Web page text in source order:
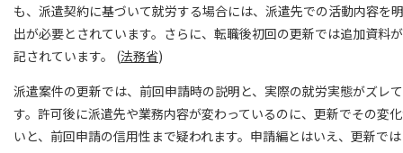
も、派遣契約に基づいて就労する場合には、派遣先での活動内容を
出が必要とされています。さらに、転職後初回の更新では追加資料
記されています。 (法務省)
派遣案件の更新では、前回申請時の説明と、実際の就労実態がズレ
す。許可後に派遣先や業務内容が変わっているのに、更新でその変
いと、前回申請の信用性まで疑われます。申請編とはいえ、更新で